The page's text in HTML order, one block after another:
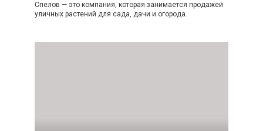
Спелов — это компания, которая занимается продажей
уличных растений для сада, дачи и огорода.